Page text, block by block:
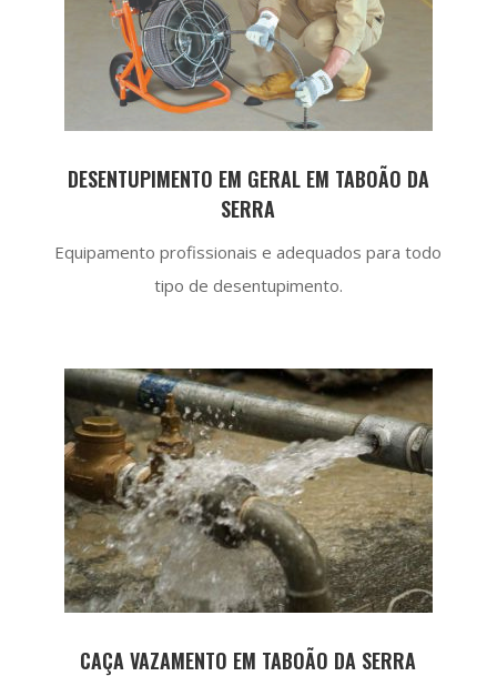
DESENTUPIMENTO EM GERAL EM TABOÃO DA
SERRA
Equipamento profissionais e adequados para todo
tipo de desentupimento.
CAÇA VAZAMENTO EM TABOÃO DA SERRA